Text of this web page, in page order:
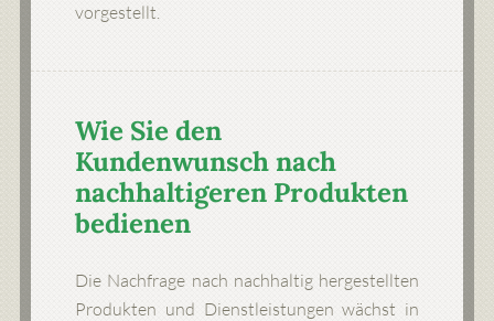
vorgestellt.
Wie Sie den
Kundenwunsch nach
nachhaltigeren Produkten
bedienen
Die Nachfrage nach nachhaltig hergestellten
Produkten und Dienstleistungen wächst in